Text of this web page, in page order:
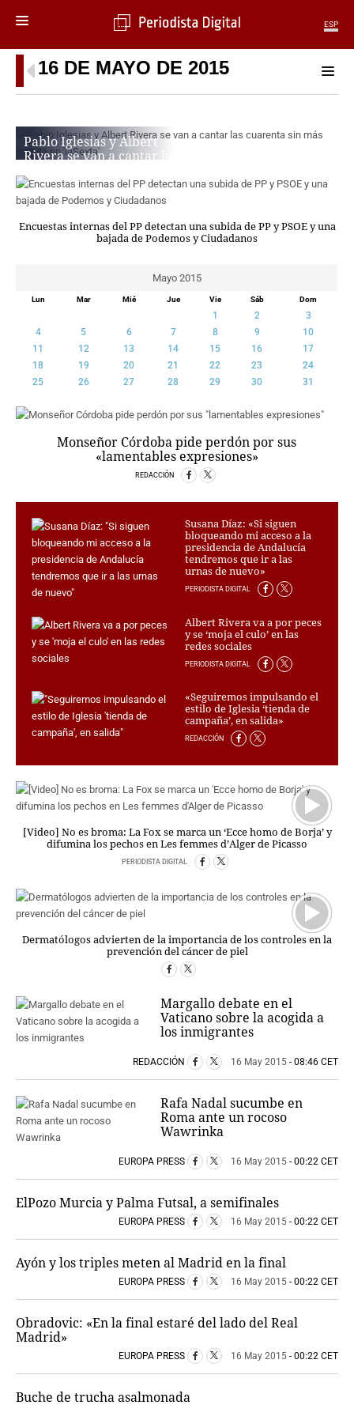
ESP
MENÚ
SECCIONES
MUNDO
PERIODISMO
ECONOMÍA
DEPORTES
CIENCIA
TECNOLOGÍA
GENTE
OTRAS WEBS
CRIMEN Y CASTIGO
RELIGION
TRAVELLERS
EXPERTOS
GASTRONOMÍA
24X7
LA RETAGUARDIA
LA BURBUJA
LO ÚLTIMO
BLOGS
TEMAS
PERSONAJES
ORGANISMOS
HEMEROTECA
SERVICIOS
ENLACES
MEDIOS
MÁS SERVICIOS
ESPAÑA
16 DE MAYO DE 2015
Pablo Iglesias y Albert
Rivera se van a cantar las
en ‘laSexta’
PERIODISTA DIGITAL
Encuestas internas del PP detectan una subida de PP y PSOE y una
bajada de Podemos y Ciudadanos
Mayo 2015
Lun Mar Mié Jue Vie Sáb Dom
1 2
3
4
5 6 7 8 9
10
11
12 13 14 15 16
17
18
19 20 21 22 23
24
25
26 27 28 29 30 31
[Video] No es broma: La Fox se marca un ‘Ecce homo de Borja’ y
difumina los pechos en Les femmes d’Alger de Picasso
PERIODISTA DIGITAL
Dermatólogos advierten de la importancia de los controles en la
prevención del cáncer de piel
Monseñor Córdoba pide perdón por sus
«lamentables expresiones»
REDACCIÓN
Susana Díaz: «Si siguen
bloqueando mi acceso a la
presidencia de Andalucía
tendremos que ir a las
urnas de nuevo»
PERIODISTA DIGITAL
Albert Rivera va a por peces
y se ‘moja el culo’ en las
redes sociales
PERIODISTA DIGITAL
«Seguiremos impulsando el
estilo de Iglesia ‘tienda de
campaña’, en salida»
REDACCIÓN
Margallo debate en el
Vaticano sobre la acogida a
los inmigrantes
REDACCIÓN 16 May 2015 - 08:46 CET
Rafa Nadal sucumbe en
Roma ante un rocoso
Wawrinka
EUROPA PRESS 16 May 2015 - 00:22 CET
ElPozo Murcia y Palma Futsal, a semifinales
EUROPA PRESS 16 May 2015 - 00:22 CET
Ayón y los triples meten al Madrid en la final
EUROPA PRESS 16 May 2015 - 00:22 CET
Obradovic: «En la final estaré del lado del Real
Madrid»
EUROPA PRESS 16 May 2015 - 00:22 CET
Buche de trucha asalmonada